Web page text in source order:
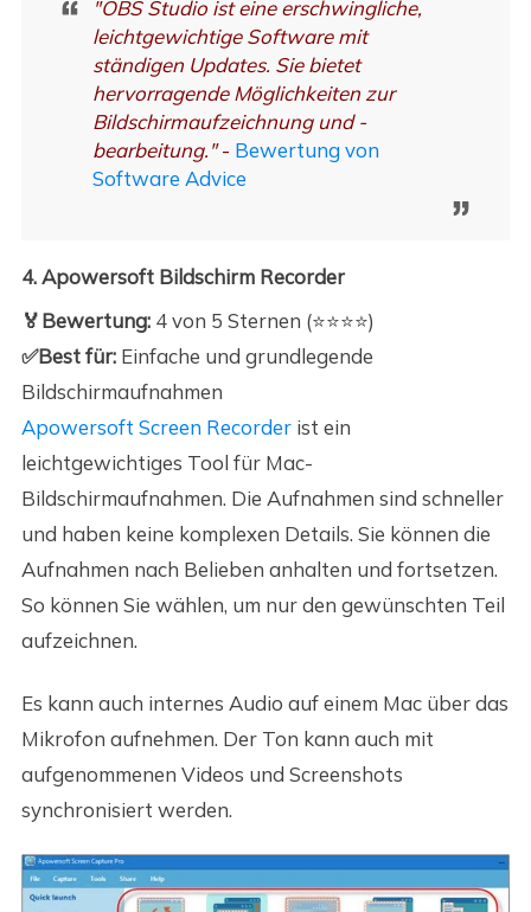
"OBS Studio ist eine erschwingliche,
leichtgewichtige Software mit
ständigen Updates. Sie bietet
hervorragende Möglichkeiten zur
Bildschirmaufzeichnung und -
bearbeitung."- Bewertung von
Software Advice
4. Apowersoft Bildschirm Recorder
🏅Bewertung:4 von 5 Sternen (⭐⭐⭐⭐)
✅Best für:Einfache und grundlegende
Bildschirmaufnahmen
Apowersoft Screen Recorderist ein
leichtgewichtiges Tool für Mac-
Bildschirmaufnahmen. Die Aufnahmen sind schneller
und haben keine komplexen Details. Sie können die
Aufnahmen nach Belieben anhalten und fortsetzen.
So können Sie wählen, um nur den gewünschten Teil
aufzeichnen.
Es kann auch internes Audio auf einem Mac über das
Mikrofon aufnehmen. Der Ton kann auch mit
aufgenommenen Videos und Screenshots
synchronisiert werden.